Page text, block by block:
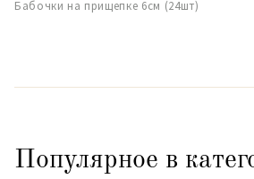
Бабочки на прищепке 6см (24шт)
Популярное в